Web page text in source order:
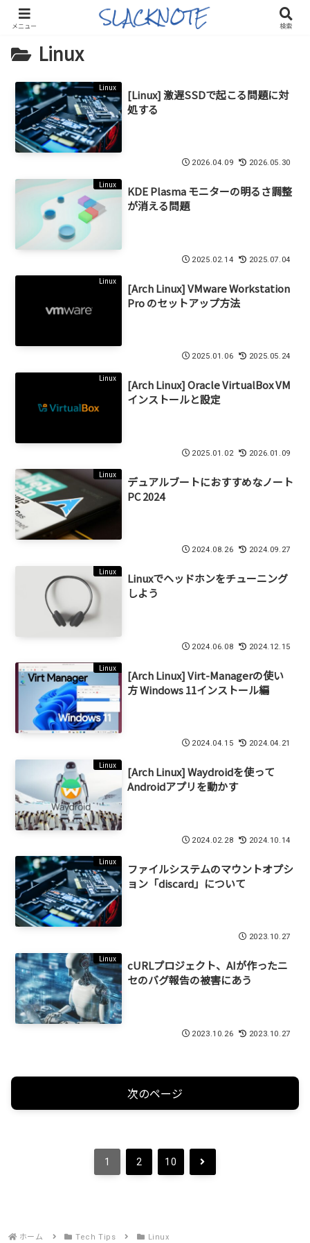
Linux
Linux
[Linux] 激遅SSDで起こる問題に対
処する
2026.04.09 2026.05.30
Linux
KDE Plasma モニターの明るさ調整
が消える問題
2025.02.14 2025.07.04
Linux
[Arch Linux] VMware Workstation
Pro のセットアップ方法
2025.01.06 2025.05.24
Linux
[Arch Linux] Oracle VirtualBox VM
インストールと設定
2025.01.02 2026.01.09
Linux
デュアルブートにおすすめなノート
PC 2024
2024.08.26 2024.09.27
Linux
Linuxでヘッドホンをチューニング
しよう
2024.06.08 2024.12.15
Linux
[Arch Linux] Virt-Managerの使い
方 Windows 11インストール編
2024.04.15 2024.04.21
Linux
[Arch Linux] Waydroidを使って
Androidアプリを動かす
2024.02.28 2024.10.14
Linux
ファイルシステムのマウントオプシ
ョン「discard」について
2023.10.27
Linux
cURLプロジェクト、AIが作ったニ
セのバグ報告の被害にあう
2023.10.26 2023.10.27
次のページ
1 2 10 次
ホーム Tech Tips Linux
メニュー 検索